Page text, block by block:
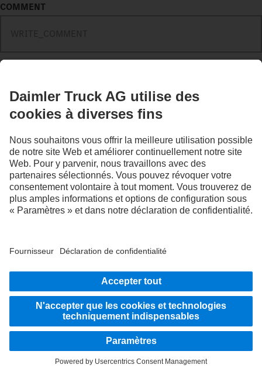
COMMENT
COMMENT_MAXIMUM_NUMBER_CHARACTERS
CONTACT_FORM_SEND
Découvrez Mercedes-Benz Trucks sur nos canaux